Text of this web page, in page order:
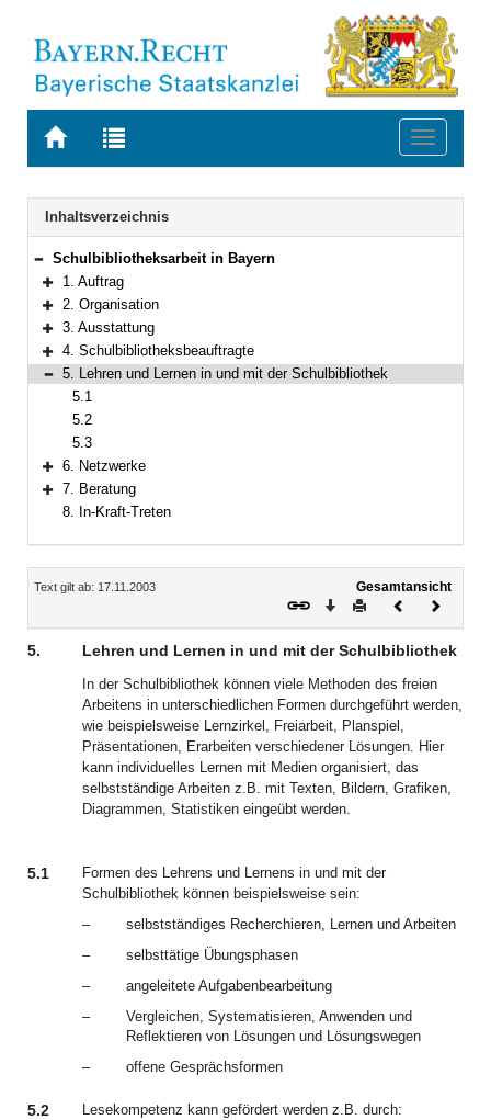
Zur
BAYERN.RECHT
Zur
letzten
Suche
Toggle
Navigation
Inhaltsverzeichnis
Bereich reduzieren
Schulbibliotheksarbeit in Bayern
Bereich erweitern
1. Auftrag
Bereich erweitern
2. Organisation
Bereich erweitern
3. Ausstattung
Bereich erweitern
4. Schulbibliotheksbeauftragte
Bereich reduzieren
5. Lehren und Lernen in und mit der Schulbibliothek
5.1
5.2
5.3
Bereich erweitern
6. Netzwerke
Bereich erweitern
7. Beratung
8. In-Kraft-Treten
Inhalt
Text gilt ab: 17.11.2003
Gesamtansicht
Download
DruckenVorheriges
5. Lehren und Lernen in und mit der Schulbibliothek
In der Schulbibliothek können viele Methoden des freien
Arbeitens in unterschiedlichen Formen durchgeführt werden,
wie beispielsweise Lernzirkel, Freiarbeit, Planspiel,
Präsentationen, Erarbeiten verschiedener Lösungen. Hier
kann individuelles Lernen mit Medien organisiert, das
selbstständige Arbeiten z.B. mit Texten, Bildern, Grafiken,
Diagrammen, Statistiken eingeübt werden.
5.1
Formen des Lehrens und Lernens in und mit der
Schulbibliothek können beispielsweise sein:
–
selbstständiges Recherchieren, Lernen und Arbeiten
–
selbsttätige Übungsphasen
–
angeleitete Aufgabenbearbeitung
–
Vergleichen, Systematisieren, Anwenden und
Reflektieren von Lösungen und Lösungswegen
–
offene Gesprächsformen
5.2
Lesekompetenz kann gefördert werden z.B. durch: